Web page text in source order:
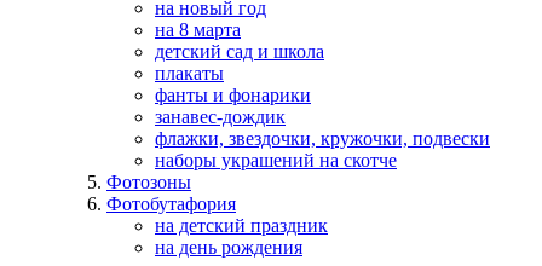
на новый год
на 8 марта
детский сад и школа
плакаты
фанты и фонарики
занавес-дождик
флажки, звездочки, кружочки, подвески
наборы украшений на скотче
Фотозоны
Фотобутафория
на детский праздник
на день рождения